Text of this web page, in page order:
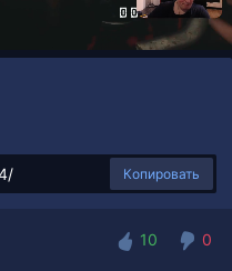
Копировать
10
0